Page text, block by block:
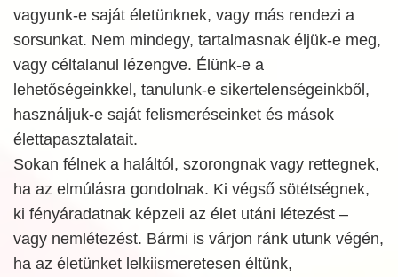
vagyunk-e saját életünknek, vagy más rendezi a
sorsunkat. Nem mindegy, tartalmasnak éljük-e meg,
vagy céltalanul lézengve. Élünk-e a
lehetőségeinkkel, tanulunk-e sikertelenségeinkből,
használjuk-e saját felismeréseinket és mások
élettapasztalatait.
Sokan félnek a haláltól, szorongnak vagy rettegnek,
ha az elmúlásra gondolnak. Ki végső sötétségnek,
ki fényáradatnak képzeli az élet utáni létezést –
vagy nemlétezést. Bármi is várjon ránk utunk végén,
ha az életünket lelkiismeretesen éltünk,